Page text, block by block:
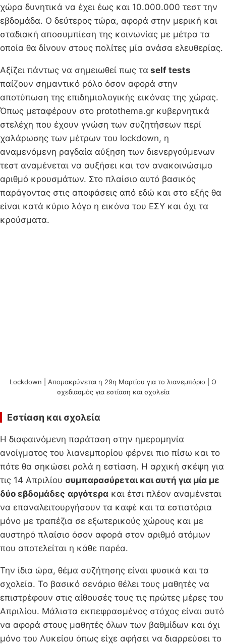
χώρα δυνητικά να έχει έως και 10.000.000 τεστ την
εβδομάδα. Ο δεύτερος τώρα, αφορά στην μερική και
σταδιακή αποσυμπίεση της κοινωνίας με μέτρα τα
οποία θα δίνουν στους πολίτες μία ανάσα ελευθερίας.
Αξίζει πάντως να σημειωθεί πως τα self tests
παίζουν σημαντικό ρόλο όσον αφορά στην
αποτύπωση της επιδημιολογικής εικόνας της χώρας.
Όπως μεταφέρουν στο protothema.gr κυβερνητικά
στελέχη που έχουν γνώση των συζητήσεων περί
χαλάρωσης των μέτρων του lockdown, η
αναμενόμενη ραγδαία αύξηση των διενεργούμενων
τεστ αναμένεται να αυξήσει και τον ανακοινώσιμο
αριθμό κρουσμάτων. Στο πλαίσιο αυτό βασικός
παράγοντας στις αποφάσεις από εδώ και στο εξής θα
είναι κατά κύριο λόγο η εικόνα του ΕΣΥ και όχι τα
κρούσματα.
Lockdown | Απομακρύνεται η 29η Μαρτίου για το λιανεμπόριο | Ο
σχεδιασμός για εστίαση και σχολεία
Εστίαση και σχολεία
Η διαφαινόμενη παράταση στην ημερομηνία
ανοίγματος του λιανεμπορίου φέρνει πιο πίσω και το
πότε θα σηκώσει ρολά η εστίαση. Η αρχική σκέψη για
τις 14 Απριλίου συμπαρασύρεται και αυτή για μία με
δύο εβδομάδες αργότερα και έτσι πλέον αναμένεται
να επαναλειτουργήσουν τα καφέ και τα εστιατόρια
μόνο με τραπέζια σε εξωτερικούς χώρους και με
αυστηρό πλαίσιο όσον αφορά στον αριθμό ατόμων
που αποτελείται η κάθε παρέα.
Την ίδια ώρα, θέμα συζήτησης είναι φυσικά και τα
σχολεία. Το βασικό σενάριο θέλει τους μαθητές να
επιστρέφουν στις αίθουσές τους τις πρώτες μέρες του
Απριλίου. Μάλιστα εκπεφρασμένος στόχος είναι αυτό
να αφορά στους μαθητές όλων των βαθμίδων και όχι
μόνο του Λυκείου όπως είχε αφήσει να διαρρεύσει το